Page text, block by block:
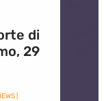
di
29
|